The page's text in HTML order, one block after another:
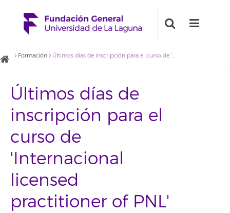
Formación Últimos días de inscripción para el curso de 'Internacional licensed practitioner of PNL'
Últimos días de
inscripción para el
curso de
'Internacional
licensed
practitioner of PNL'